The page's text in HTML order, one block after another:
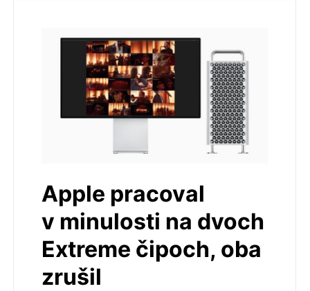
Apple pracoval
v minulosti na dvoch
Extreme čipoch, oba
zrušil